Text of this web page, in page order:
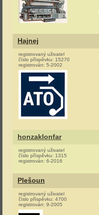
Hajnej
registrovaný uživatel
číslo příspěvku: 15270
registrován: 5-2002
honzaklonfar
registrovaný uživatel
číslo příspěvku: 1315
registrován: 6-2016
Plešoun
registrovaný uživatel
číslo příspěvku: 4700
registrován: 9-2005